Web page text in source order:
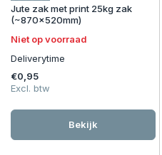
Jute zak met print 25kg zak
(~870x520mm)
Niet op voorraad
Deliverytime
€0,95
Excl. btw
Bekijk